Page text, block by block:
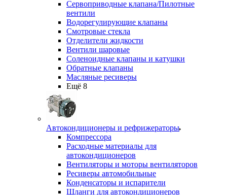
Сервоприводные клапана/Пилотные
вентили
Водорегулирующие клапаны
Смотровые стекла
Отделители жидкости
Вентили шаровые
Соленоидные клапаны и катушки
Обратные клапаны
Масляные ресиверы
Ещё 8
Автокондиционеры и рефрижераторы
Компрессора
Расходные материалы для
автокондиционеров
Вентиляторы и моторы вентиляторов
Ресиверы автомобильные
Конденсаторы и испарители
Шланги для автокондиционеров